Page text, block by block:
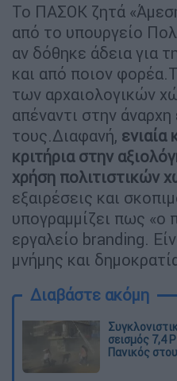
Το ΠΑΣΟΚ ζητά
από το υπουργείο
αν δόθηκε άδεια για
και από ποιον
των αρχαιολογικών
απέναντι στην
τους.Διαφανή, ενιαία
κριτήρια στην
χρήση πολιτιστικών
εξαιρέσεις και
υπογραμμίζει πως «ο
εργαλείο branding.
μνήμης και
Διαβάστε ακόμη
σεισμός 7,4
Πανικός